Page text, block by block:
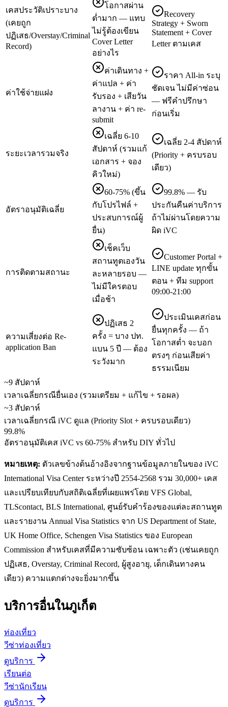
เคสประวัติเปราะบาง
(เคยถูก
ปฏิเสธ/Overstay/Criminal
Record)
โอกาสผ่าน
ต่ำมาก — แทบ
ไม่รู้ต้องเขียน
Cover Letter
อย่างไร
Recovery
Strategy + Sworn
Statement + Cover
Letter ตามเคส
ค่าใช้จ่ายแฝง
ค่าเดินทาง +
ค่าแปล + ค่า
รับรอง + เสียวัน
ลางาน + ค่า re-
submit
ราคา All-in ระบุ
ชัดเจน ไม่มีค่าซ่อน
— ฟรีคำปรึกษา
ก่อนเริ่ม
ระยะเวลารวมจริง
เฉลี่ย 6-10
สัปดาห์ (รวมแก้
เอกสาร + จอง
คิวใหม่)
เฉลี่ย 2-4 สัปดาห์
(Priority + ครบรอบ
เดียว)
อัตราอนุมัติเฉลี่ย
60-75% (ขึ้น
กับโปรไฟล์ +
ประสบการณ์ผู้
ยื่น)
99.8% — รับ
ประกันคืนค่าบริการ
ถ้าไม่ผ่านโดยความ
ผิด iVC
การติดตามสถานะ
เช็คเว็บ
สถานทูตเองวัน
ละหลายรอบ —
ไม่มีใครตอบ
เมื่อช้า
Customer Portal +
LINE update ทุกขั้น
ตอน + ทีม support
09:00-21:00
ความเสี่ยงต่อ Re-
application Ban
ปฏิเสธ 2
ครั้ง = บาง ปท.
แบน 5 ปี — ต้อง
ระวังมาก
ประเมินเคสก่อน
ยื่นทุกครั้ง — ถ้า
โอกาสต่ำ จะบอก
ตรงๆ ก่อนเสียค่า
ธรรมเนียม
~9 สัปดาห์
เวลาเฉลี่ยกรณียื่นเอง (รวมเตรียม + แก้ไข + รอผล)
~3 สัปดาห์
เวลาเฉลี่ยกรณี iVC ดูแล (Priority Slot + ครบรอบเดียว)
99.8%
อัตราอนุมัติเคส iVC vs 60-75% สำหรับ DIY ทั่วไป
หมายเหตุ: ตัวเลขข้างต้นอ้างอิงจากฐานข้อมูลภายในของ iVC
International Visa Center ระหว่างปี 2554-2568 รวม 30,000+ เคส
และเปรียบเทียบกับสถิติเฉลี่ยที่เผยแพร่โดย VFS Global,
TLScontact, BLS International, ศูนย์รับคำร้องของแต่ละสถานทูต
และรายงาน Annual Visa Statistics จาก US Department of State,
UK Home Office, Schengen Visa Statistics ของ European
Commission สำหรับเคสที่มีความซับซ้อน เฉพาะตัว (เช่นเคยถูก
ปฏิเสธ, Overstay, Criminal Record, ผู้สูงอายุ, เด็กเดินทางคน
เดียว) ความแตกต่างจะยิ่งมากขึ้น
บริการอื่นในภูเก็ต
ท่องเที่ยว
วีซ่าท่องเที่ยว
ดูบริการ
เรียนต่อ
วีซ่านักเรียน
ดูบริการ